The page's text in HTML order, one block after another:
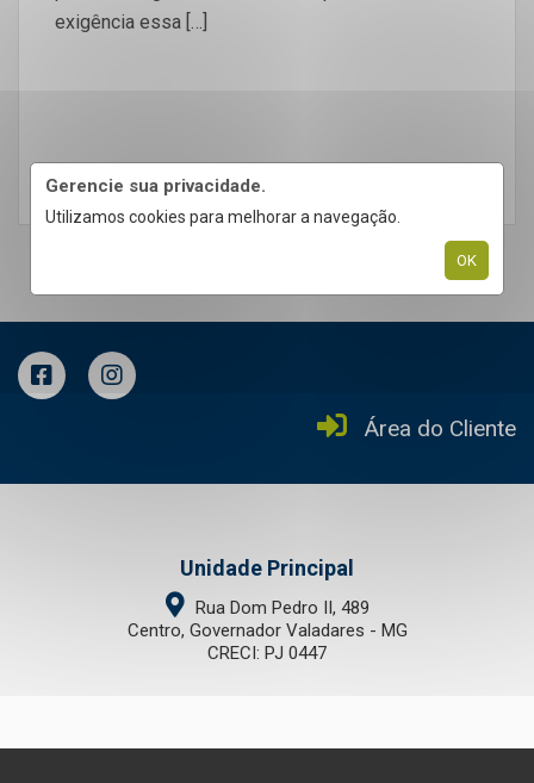
Gerencie sua privacidade.
Utilizamos cookies para melhorar a navegação.
OK
exigência essa […]
LEIA MAIS
Área do Cliente
Unidade Principal
Rua Dom Pedro II, 489
Centro, Governador Valadares - MG
CRECI: PJ 0447